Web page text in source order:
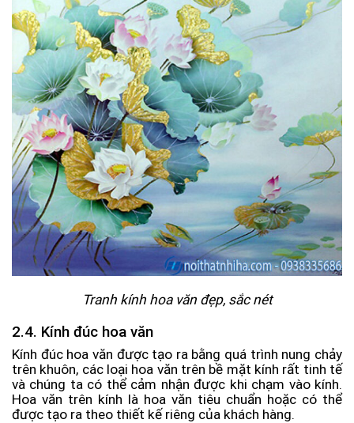
Tranh kính hoa văn đẹp, sắc nét
2.4. Kính đúc hoa văn
Kính đúc hoa văn được tạo ra bằng quá trình nung chảy
trên khuôn, các loại hoa văn trên bề mặt kính rất tinh tế
và chúng ta có thể cảm nhận được khi chạm vào kính.
Hoa văn trên kính là hoa văn tiêu chuẩn hoặc có thể
được tạo ra theo thiết kế riêng của khách hàng.